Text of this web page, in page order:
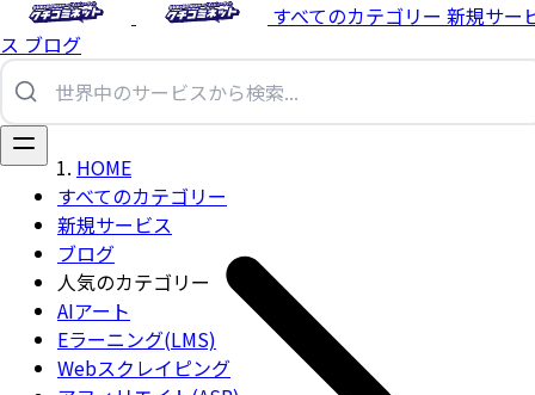
すべてのカテゴリー 新規サー
ス ブログ
すべてのカテゴリー
新規サービス
ブログ
人気のカテゴリー
AIアート
Eラーニング(LMS)
Webスクレイピング
HOME